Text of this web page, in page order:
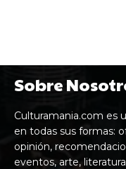
Sobre
Culturamania.com es
en todas sus formas:
opinión,
eventos, arte,